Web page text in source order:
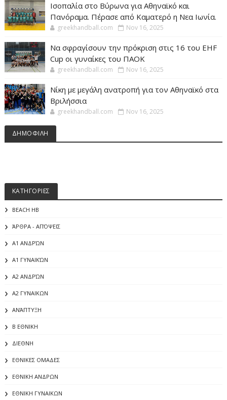
Ισοπαλία στο Βύρωνα για Αθηναϊκό και
Πανόραμα. Πέρασε από Καματερό η Νεα Ιωνία.
greekhandball.com Nov 16, 2025
Να σφραγίσουν την πρόκριση στις 16 του EHF
Cup οι γυναίκες του ΠΑΟΚ
greekhandball.com Nov 16, 2025
Νίκη με μεγάλη ανατροπή για τον Αθηναϊκό στα
Βριλήσσια
greekhandball.com Nov 16, 2025
ΔΗΜΟΦΙΛΗ
ΚΑΤΗΓΟΡΙΕΣ
BEACH HB
ΆΡΘΡΑ - ΑΠΌΨΕΙΣ
Α1 ΑΝΔΡΏΝ
Α1 ΓΥΝΑΙΚΏΝ
Α2 ΑΝΔΡΏΝ
Α2 ΓΥΝΑΙΚΩΝ
ΑΝΆΠΤΥΞΗ
Β ΕΘΝΙΚΗ
ΔΙΕΘΝΗ
ΕΘΝΙΚΕΣ ΟΜΑΔΕΣ
ΕΘΝΙΚΗ ΑΝΔΡΩΝ
ΕΘΝΙΚΗ ΓΥΝΑΙΚΩΝ